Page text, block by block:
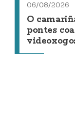
06/08/2026
O
pontes